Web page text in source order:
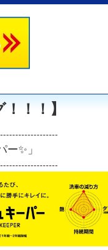
！！】
✨」